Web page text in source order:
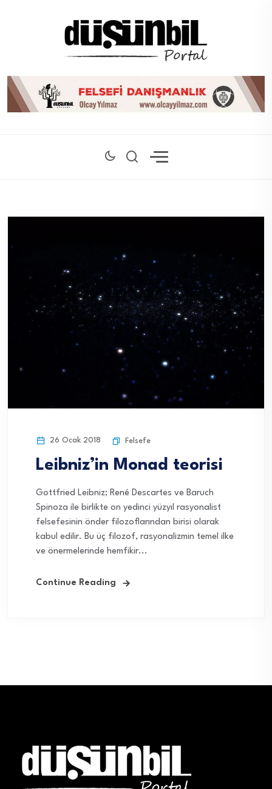
26 Ocak 2018 Felsefe
Leibniz’in Monad teorisi
Gottfried Leibniz; René Descartes ve Baruch
Spinoza ile birlikte on yedinci yüzyıl rasyonalist
felsefesinin önder filozoflarından birisi olarak
kabul edilir. Bu üç filozof, rasyonalizmin temel ilke
ve önermelerinde hemfikir...
Continue Reading